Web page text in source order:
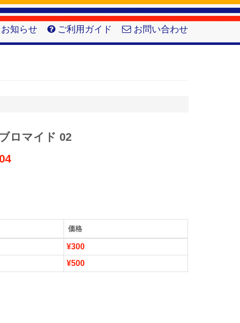
お知らせ ご利用ガイド お問い合わせ
ロマイド 02
価格
¥300
¥500